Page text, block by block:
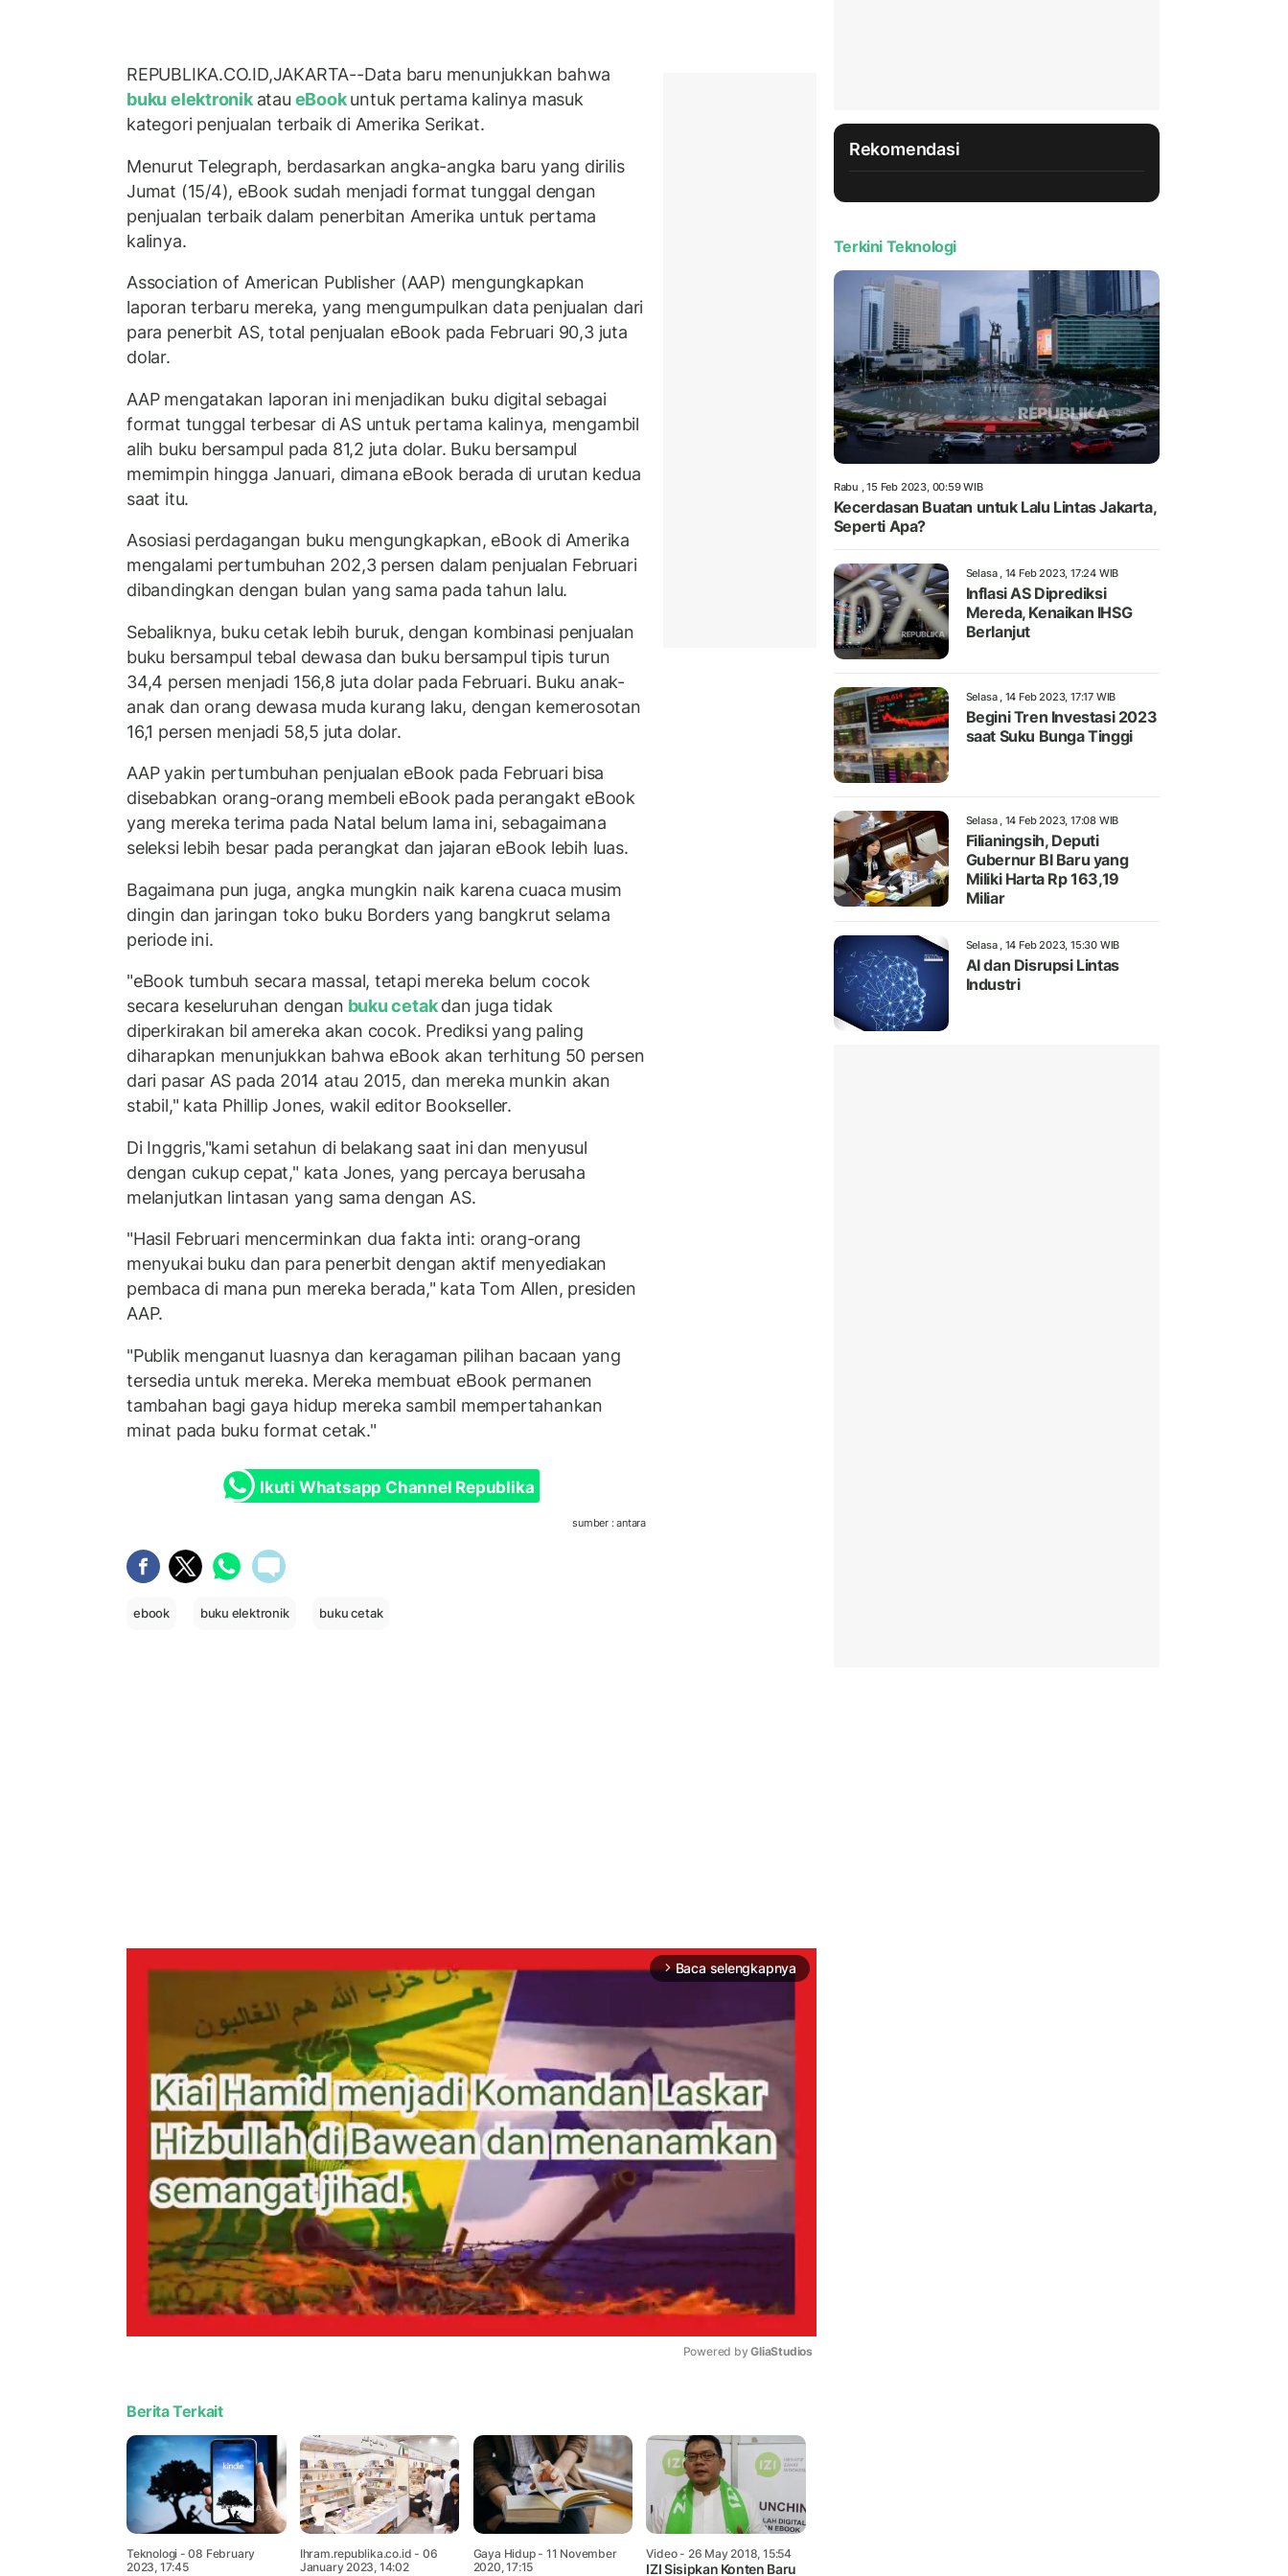
REPUBLIKA.CO.ID,JAKARTA--Data baru menunjukkan bahwa
buku elektronik atau eBookuntuk pertama kalinya masuk
kategori penjualan terbaik di Amerika Serikat.
Menurut Telegraph, berdasarkan angka-angka baru yang dirilis
Jumat (15/4), eBook sudah menjadi format tunggal dengan
penjualan terbaik dalam penerbitan Amerika untuk pertama
kalinya.
Association of American Publisher (AAP) mengungkapkan
laporan terbaru mereka, yang mengumpulkan data penjualan dari
para penerbit AS, total penjualan eBook pada Februari 90,3 juta
dolar.
AAP mengatakan laporan ini menjadikan buku digital sebagai
format tunggal terbesar di AS untuk pertama kalinya, mengambil
alih buku bersampul pada 81,2 juta dolar. Buku bersampul
memimpin hingga Januari, dimana eBook berada di urutan kedua
saat itu.
Asosiasi perdagangan buku mengungkapkan, eBook di Amerika
mengalami pertumbuhan 202,3 persen dalam penjualan Februari
dibandingkan dengan bulan yang sama pada tahun lalu.
Sebaliknya, buku cetak lebih buruk, dengan kombinasi penjualan
buku bersampul tebal dewasa dan buku bersampul tipis turun
34,4 persen menjadi 156,8 juta dolar pada Februari. Buku anak-
anak dan orang dewasa muda kurang laku, dengan kemerosotan
16,1 persen menjadi 58,5 juta dolar.
AAP yakin pertumbuhan penjualan eBook pada Februari bisa
disebabkan orang-orang membeli eBook pada perangakt eBook
yang mereka terima pada Natal belum lama ini, sebagaimana
seleksi lebih besar pada perangkat dan jajaran eBook lebih luas.
Bagaimana pun juga, angka mungkin naik karena cuaca musim
dingin dan jaringan toko buku Borders yang bangkrut selama
periode ini.
"eBook tumbuh secara massal, tetapi mereka belum cocok
secara keseluruhan dengan buku cetakdan juga tidak
diperkirakan bil amereka akan cocok. Prediksi yang paling
diharapkan menunjukkan bahwa eBook akan terhitung 50 persen
dari pasar AS pada 2014 atau 2015, dan mereka munkin akan
stabil," kata Phillip Jones, wakil editor Bookseller.
Di Inggris,"kami setahun di belakang saat ini dan menyusul
dengan cukup cepat," kata Jones, yang percaya berusaha
melanjutkan lintasan yang sama dengan AS.
"Hasil Februari mencerminkan dua fakta inti: orang-orang
menyukai buku dan para penerbit dengan aktif menyediakan
pembaca di mana pun mereka berada," kata Tom Allen, presiden
AAP.
"Publik menganut luasnya dan keragaman pilihan bacaan yang
tersedia untuk mereka. Mereka membuat eBook permanen
tambahan bagi gaya hidup mereka sambil mempertahankan
minat pada buku format cetak."
Ikuti Whatsapp Channel Republika
sumber : antara
ebook buku elektronik buku cetak
arrow_forward_ios Baca selengkapnya
Powered by GliaStudios
Berita Terkait
Teknologi - 08 February
2023, 17:45
Ihram.republika.co.id - 06
January 2023, 14:02
Gaya Hidup- 11 November
2020, 17:15
Video- 26 May 2018, 15:54
IZI Sisipkan Konten Baru
Rekomendasi
Terkini Teknologi
Rabu , 15 Feb 2023, 00:59 WIB
Kecerdasan Buatan untuk Lalu Lintas Jakarta,
Seperti Apa?
Selasa , 14 Feb 2023, 17:24 WIB
Inflasi AS Diprediksi
Mereda, Kenaikan IHSG
Berlanjut
Selasa , 14 Feb 2023, 17:17 WIB
Begini Tren Investasi 2023
saat Suku Bunga Tinggi
Selasa , 14 Feb 2023, 17:08 WIB
Filianingsih, Deputi
Gubernur BI Baru yang
Miliki Harta Rp 163,19
Miliar
Selasa , 14 Feb 2023, 15:30 WIB
AI dan Disrupsi Lintas
Industri